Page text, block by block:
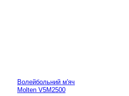
Волейбольний м'яч
Molten V5M2500